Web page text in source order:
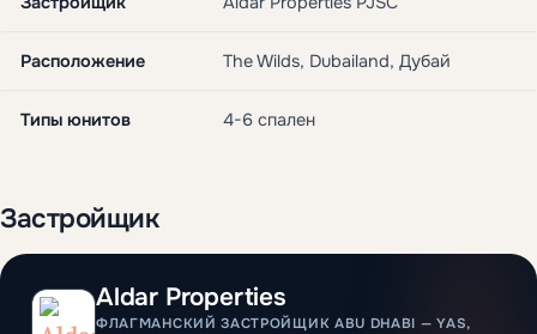
Расположение The Wilds, Dubailand, Дубай
Типы юнитов 4-6 спален
Застройщик
Aldar Properties
ФЛАГМАНСКИЙ ЗАСТРОЙЩИК ABU DHABI — YAS,